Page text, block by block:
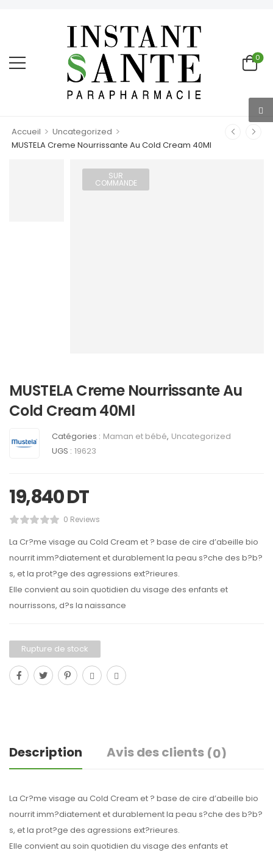
0
Accueil > Uncategorized >
MUSTELA Creme Nourrissante Au Cold Cream 40Ml
SUR
COMMANDE
MUSTELA Creme Nourrissante Au
Cold Cream 40Ml
Catégories : Maman et bébé, Uncategorized
UGS : 19623
19,840DT
0 Reviews
La Cr?me visage au Cold Cream et ? base de cire d’abeille bio
nourrit imm?diatement et durablement la peau s?che des b?b?
s, et la prot?ge des agressions ext?rieures.
Elle convient au soin quotidien du visage des enfants et
nourrissons, d?s la naissance
Rupture de stock
Description Avis des clients (0)
La Cr?me visage au Cold Cream et ? base de cire d’abeille bio
nourrit imm?diatement et durablement la peau s?che des b?b?
s, et la prot?ge des agressions ext?rieures.
Elle convient au soin quotidien du visage des enfants et